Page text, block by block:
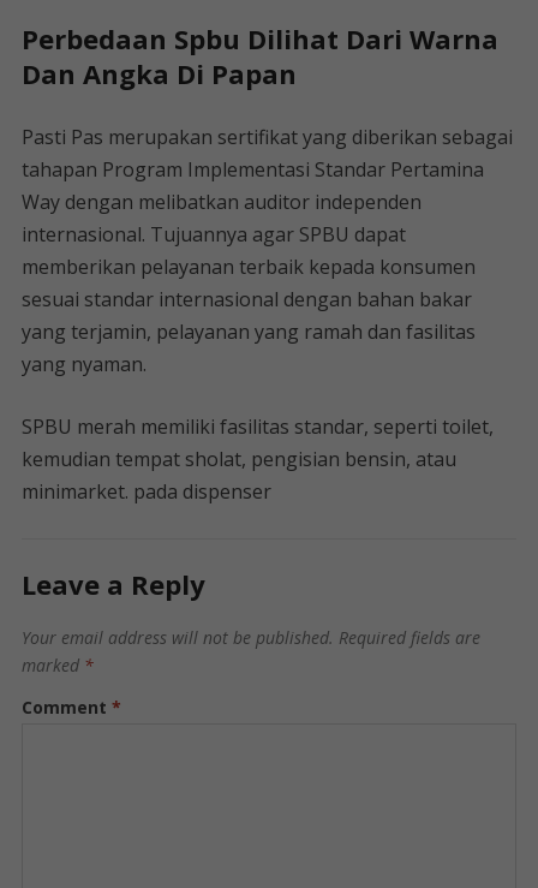
Perbedaan Spbu Dilihat Dari Warna
Dan Angka Di Papan
Pasti Pas merupakan sertifikat yang diberikan sebagai
tahapan Program Implementasi Standar Pertamina
Way dengan melibatkan auditor independen
internasional. Tujuannya agar SPBU dapat
memberikan pelayanan terbaik kepada konsumen
sesuai standar internasional dengan bahan bakar
yang terjamin, pelayanan yang ramah dan fasilitas
yang nyaman.
SPBU merah memiliki fasilitas standar, seperti toilet,
kemudian tempat sholat, pengisian bensin, atau
minimarket. pada dispenser
Leave a Reply
Your email address will not be published. Required fields are
marked *
Comment *